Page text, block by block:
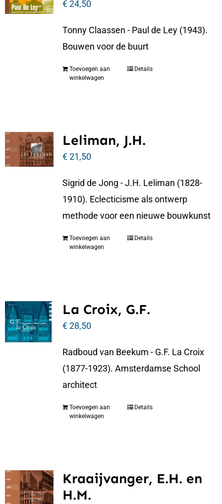
€24,50
Tonny Claassen - Paul de Ley (1943).
Bouwen voor de buurt
Toevoegen aan
winkelwagen
Details
Leliman, J.H.
€21,50
Sigrid de Jong - J.H. Leliman (1828-
1910). Eclecticisme als ontwerp
methode voor een nieuwe bouwkunst
Toevoegen aan
winkelwagen
Details
La Croix, G.F.
€28,50
Radboud van Beekum - G.F. La Croix
(1877-1923). Amsterdamse School
architect
Toevoegen aan
winkelwagen
Details
Kraaijvanger, E.H. en
H.M.